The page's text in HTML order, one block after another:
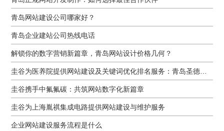
青岛网站建设公司哪家好？
青岛企业建站公司热线电话
解锁你的数字营销新篇章，青岛网站设计价格几何？
圭谷携手中氟氟碳：共筑网站数字化新篇章
圭谷为上海胤祺集成电路提供网站建设与维护服务
企业网站建设服务流程是什么